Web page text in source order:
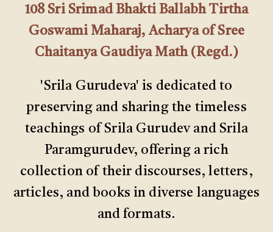
108 Sri Srimad Bhakti Ballabh Tirtha
Goswami Maharaj, Acharya of Sree
Chaitanya Gaudiya Math (Regd.)
'Srila Gurudeva' is dedicated to
preserving and sharing the timeless
teachings of Srila Gurudev and Srila
Paramgurudev, offering a rich
collection of their discourses, letters,
articles, and books in diverse languages
and formats.